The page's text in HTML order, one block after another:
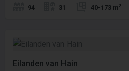
94 31 40-173 m2
Eilanden van Hain